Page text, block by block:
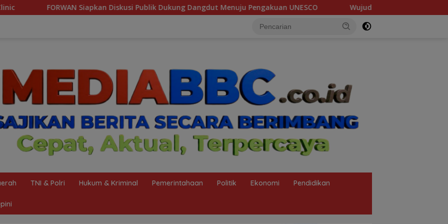
Diskusi Publik Dukung Dangdut Menuju Pengakuan UNESCO Wujudkan Zero Accident Selama Pit Stop Part II 2026,
TNI & Polri Hukum & Kriminal Pemerintahaan Politik Ekonomi Pendidikan